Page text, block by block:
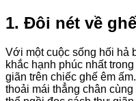
1. Đôi nét về
Với một cuộc sống hối hả
khắc hạnh phúc nhất
giãn trên chiếc ghế êm
thoải mái thẳng chân